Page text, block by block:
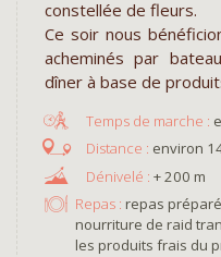
constellée de fleurs.
Ce soir nous
acheminés par
dîner à base de
environ
+ 200 m
Repas : repas
nourriture de raid
les produits frais du